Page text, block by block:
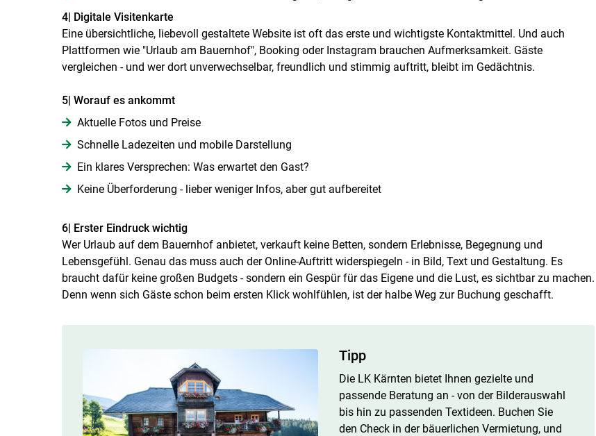
4| Digitale Visitenkarte
Eine übersichtliche, liebevoll gestaltete Website ist oft das erste und wichtigste Kontaktmittel. Und auch
Plattformen wie "Urlaub am Bauernhof", Booking oder Instagram brauchen Aufmerksamkeit. Gäste
vergleichen - und wer dort unverwechselbar, freundlich und stimmig auftritt, bleibt im Gedächtnis.
5| Worauf es ankommt
Aktuelle Fotos und Preise
Schnelle Ladezeiten und mobile Darstellung
Ein klares Versprechen: Was erwartet den Gast?
Keine Überforderung - lieber weniger Infos, aber gut aufbereitet
6| Erster Eindruck wichtig
Wer Urlaub auf dem Bauernhof anbietet, verkauft keine Betten, sondern Erlebnisse, Begegnung und
Lebensgefühl. Genau das muss auch der Online-Auftritt widerspiegeln - in Bild, Text und Gestaltung. Es
braucht dafür keine großen Budgets - sondern ein Gespür für das Eigene und die Lust, es sichtbar zu machen.
Denn wenn sich Gäste schon beim ersten Klick wohlfühlen, ist der halbe Weg zur Buchung geschafft.
Tipp
Die LK Kärnten bietet Ihnen gezielte und
passende Beratung an - von der Bilderauswahl
bis hin zu passenden Textideen. Buchen Sie
den Check in der bäuerlichen Vermietung, und